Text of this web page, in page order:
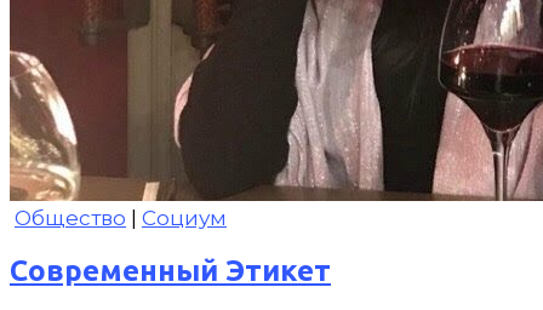
Общество Социум
Современный Этикет